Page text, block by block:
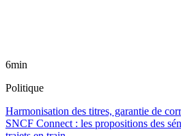
6min
Politique
Harmonisation des titres, garantie de
SNCF Connect : les propositions des